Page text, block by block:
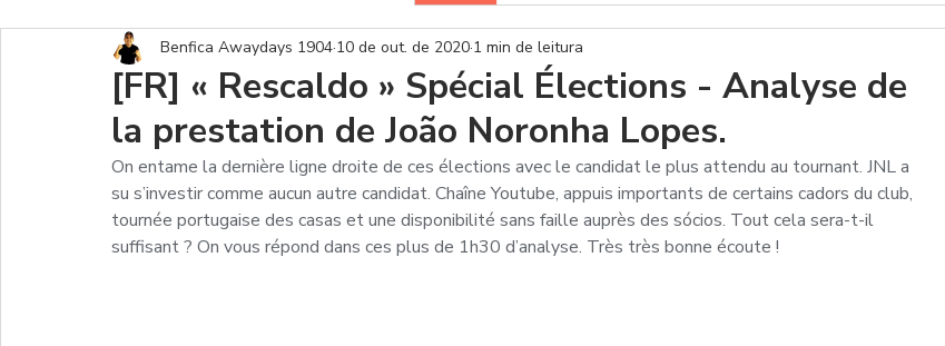
[FR] « Rescaldo » Spécial Élections - Analyse de
la prestation de João Noronha Lopes.
Benfica Awaydays 1904 10 de out. de 2020 1 min de leitura
On entame la dernière ligne droite de ces élections avec le candidat le plus attendu au tournant. JNL a
su s’investir comme aucun autre candidat. Chaîne Youtube, appuis importants de certains cadors du club,
tournée portugaise des casas et une disponibilité sans faille auprès des sócios. Tout cela sera-t-il
suffisant ? On vous répond dans ces plus de 1h30 d’analyse. Très très bonne écoute !